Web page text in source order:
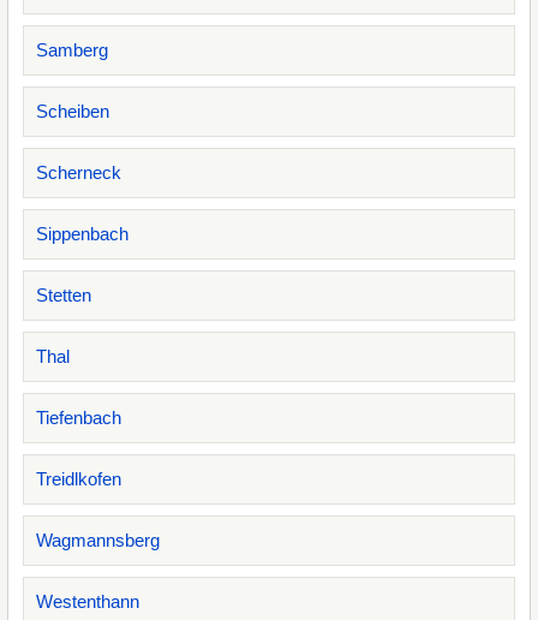
Samberg
Scheiben
Scherneck
Sippenbach
Stetten
Thal
Tiefenbach
Treidlkofen
Wagmannsberg
Westenthann